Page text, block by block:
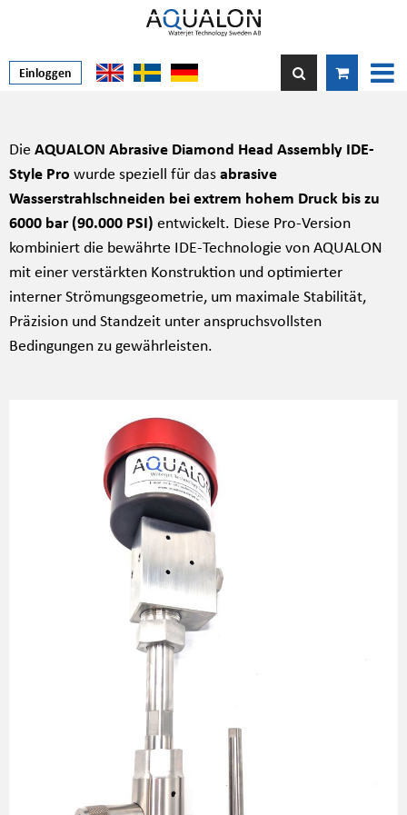
Einloggen
Die AQUALON Abrasive Diamond Head Assembly IDE-
Style Pro wurde speziell für dasabrasive
Wasserstrahlschneiden bei extrem hohem Druck bis zu
6000 bar (90.000 PSI) entwickelt. Diese Pro-Version
kombiniert die bewährte IDE-Technologie von AQUALON
mit einer verstärkten Konstruktion und optimierter
interner Strömungsgeometrie, um maximale Stabilität,
Präzision und Standzeit unter anspruchsvollsten
Bedingungen zu gewährleisten.